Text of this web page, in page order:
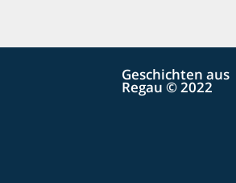
Geschichten aus
Regau © 2022